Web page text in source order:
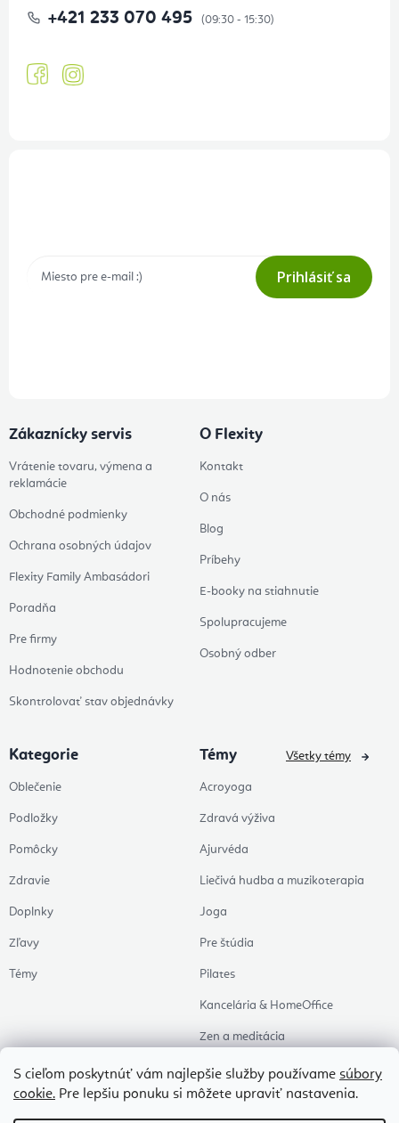
S cieľom poskytnúť vám najlepšie služby používame súbory
cookie. Pre lepšiu ponuku si môžete upraviť nastavenia.
+421 233 070 495
Prihlásiť sa
Zákaznícky servis
Vrátenie tovaru, výmena a
reklamácie
Obchodné podmienky
Ochrana osobných údajov
Flexity Family Ambasádori
Poradňa
Pre firmy
Hodnotenie obchodu
Skontrolovať stav objednávky
O Flexity
Kontakt
O nás
Blog
Príbehy
E-booky na stiahnutie
Spolupracujeme
Osobný odber
Kategorie
Oblečenie
Podložky
Pomôcky
Zdravie
Doplnky
Zľavy
Témy
Témy
Acroyoga
Zdravá výživa
Ajurvéda
Liečivá hudba a muzikoterapia
Joga
Pre štúdia
Pilates
Kancelária & HomeOffice
Zen a meditácia
Aromaterapia
Zdravý spánok
Všetky témy